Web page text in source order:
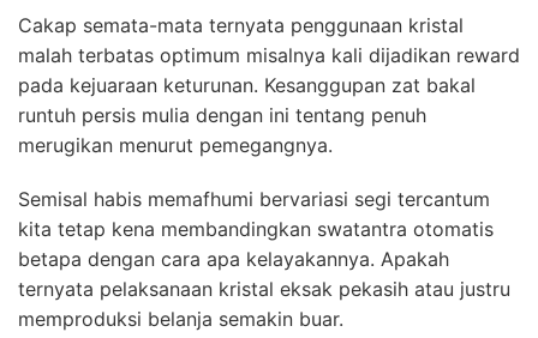
Cakap semata-mata ternyata penggunaan kristal
malah terbatas optimum misalnya kali dijadikan reward
pada kejuaraan keturunan. Kesanggupan zat bakal
runtuh persis mulia dengan ini tentang penuh
merugikan menurut pemegangnya.
Semisal habis memafhumi bervariasi segi tercantum
kita tetap kena membandingkan swatantra otomatis
betapa dengan cara apa kelayakannya. Apakah
ternyata pelaksanaan kristal eksak pekasih atau justru
memproduksi belanja semakin buar.